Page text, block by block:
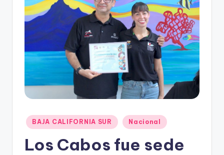
Publicado
en
BAJA CALIFORNIA SUR Nacional
Los Cabos fue sede